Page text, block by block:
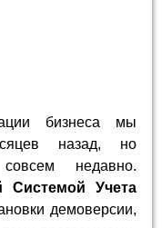
бизнеса мы
назад, но
недавно.
Системой Учета
демоверсии,